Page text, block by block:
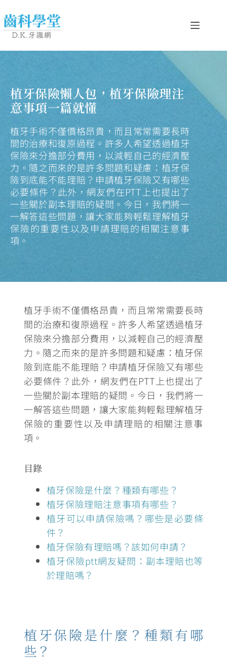
植牙保險懶人包，植牙保險理注
意事項一篇就懂
植牙手術不僅價格昂貴，而且常常需要長時
間的治療和復原過程。許多人希望透過植牙
保險來分擔部分費用，以減輕自己的經濟壓
力。隨之而來的是許多問題和疑慮：植牙保
險到底能不能理賠？申請植牙保險又有哪些
必要條件？此外，網友們在PTT上也提出了
一些關於副本理賠的疑問。今日，我們將一
一解答這些問題，讓大家能夠輕鬆理解植牙
保險的重要性以及申請理賠的相關注意事
項。
植牙手術不僅價格昂貴，而且常常需要長時
間的治療和復原過程。許多人希望透過植牙
保險來分擔部分費用，以減輕自己的經濟壓
力。隨之而來的是許多問題和疑慮：植牙保
險到底能不能理賠？申請植牙保險又有哪些
必要條件？ 此外，網友們在PTT上也提出了
一些關於副本理賠的疑問。今日，我們將一
一解答這些問題，讓大家能夠輕鬆理解植牙
保險的重要性以及申請理賠的相關注意事
項。
目錄
植牙保險是什麼？種類有哪些？
植牙保險理賠注意事項有哪些？
植牙可以申請保險嗎？哪些是必要條
件？
植牙保險有理賠嗎？該如何申請？
植牙保險ptt網友疑問：副本理賠也等
於理賠嗎？
植牙保險是什麼？種類有哪
些？